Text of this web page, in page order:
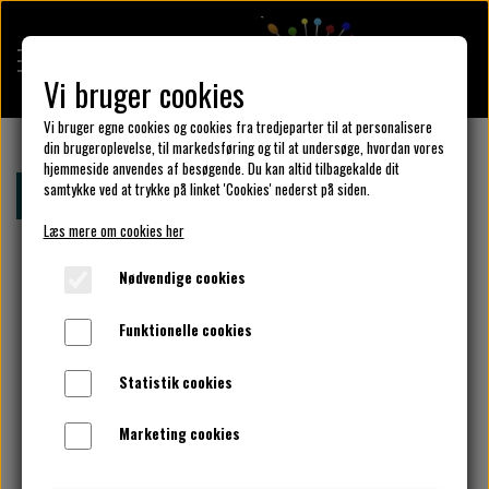
KULÖR DESIGN
DESIGN DIN KJOLE
UNIKA PAKKER
KLAR PARAT
Forside Børnekjole Str. 104 cl. - 122 cl.
Vi bruger cookies
Vi bruger egne cookies og cookies fra tredjeparter til at personalisere
din brugeroplevelse, til markedsføring og til at undersøge, hvordan vores
hjemmeside anvendes af besøgende. Du kan altid tilbagekalde dit
samtykke ved at trykke på linket 'Cookies' nederst på siden.
Læs mere om cookies her
Nødvendige cookies
Funktionelle cookies
Statistik cookies
Marketing cookies